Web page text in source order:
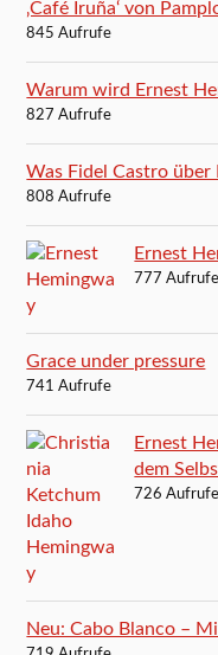
‚Café Iruña‘ von
845 Aufrufe
Warum wird Ernest
827 Aufrufe
Was Fidel Castro über
808 Aufrufe
Ernest
777 Aufrufe
Grace under pressure
741 Aufrufe
Ernest
dem
726 Aufrufe
Neu: Cabo Blanco –